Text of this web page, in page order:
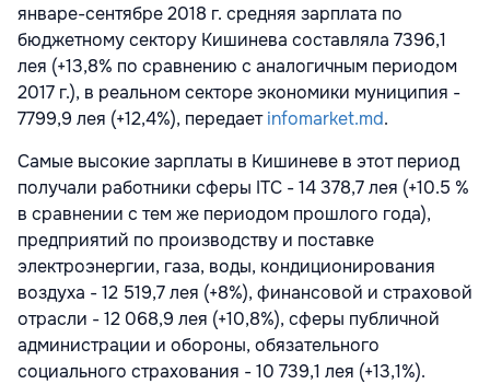
январе-сентябре 2018 г. средняя зарплата по
бюджетному сектору Кишинева составляла 7396,1
лея (+13,8% по сравнению с аналогичным периодом
2017 г.), в реальном секторе экономики муниципия -
7799,9 лея (+12,4%), передаетinfomarket.md.
Самые высокие зарплаты в Кишиневе в этот период
получали работники сферы ITC - 14 378,7 лея (+10.5 %
в сравнении с тем же периодом прошлого года),
предприятий по производству и поставке
электроэнергии, газа, воды, кондиционирования
воздуха - 12 519,7 лея (+8%), финансовой и страховой
отрасли - 12 068,9 лея (+10,8%), сферы публичной
администрации и обороны, обязательного
социального страхования - 10 739,1 лея (+13,1%).